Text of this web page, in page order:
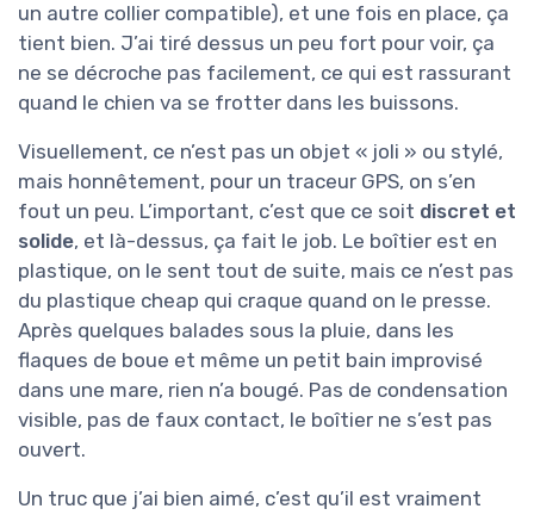
un autre collier compatible), et une fois en place, ça
tient bien. J’ai tiré dessus un peu fort pour voir, ça
ne se décroche pas facilement, ce qui est rassurant
quand le chien va se frotter dans les buissons.
Visuellement, ce n’est pas un objet « joli » ou stylé,
mais honnêtement, pour un traceur GPS, on s’en
fout un peu. L’important, c’est que ce soit discret et
solide, et là-dessus, ça fait le job. Le boîtier est en
plastique, on le sent tout de suite, mais ce n’est pas
du plastique cheap qui craque quand on le presse.
Après quelques balades sous la pluie, dans les
flaques de boue et même un petit bain improvisé
dans une mare, rien n’a bougé. Pas de condensation
visible, pas de faux contact, le boîtier ne s’est pas
ouvert.
Un truc que j’ai bien aimé, c’est qu’il est vraiment